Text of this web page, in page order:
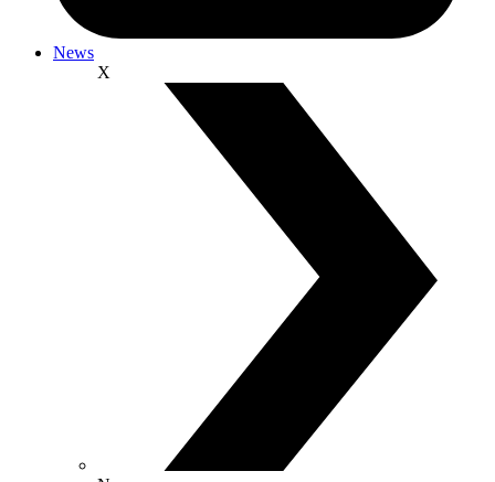
News
X